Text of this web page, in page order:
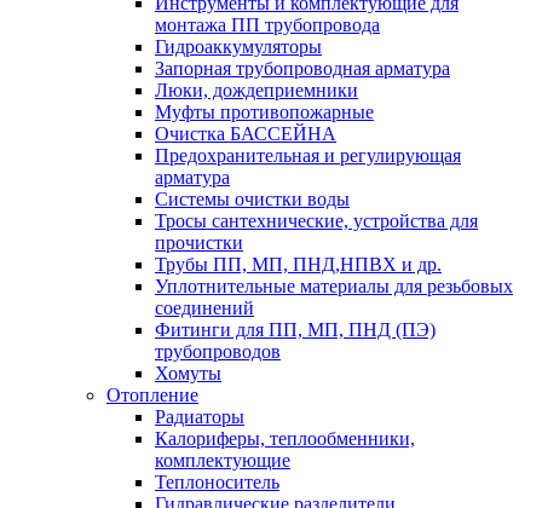
монтажа ПП трубопровода
Гидроаккумуляторы
Запорная трубопроводная арматура
Люки, дождеприемники
Муфты противопожарные
Очистка БАССЕЙНА
Предохранительная и регулирующая
арматура
Системы очистки воды
Тросы сантехнические, устройства для
прочистки
Трубы ПП, МП, ПНД,НПВХ и др.
Уплотнительные материалы для резьбовых
соединений
Фитинги для ПП, МП, ПНД (ПЭ)
трубопроводов
Хомуты
Отопление
Радиаторы
Калориферы, теплообменники,
комплектующие
Теплоноситель
Гидравлические разделители